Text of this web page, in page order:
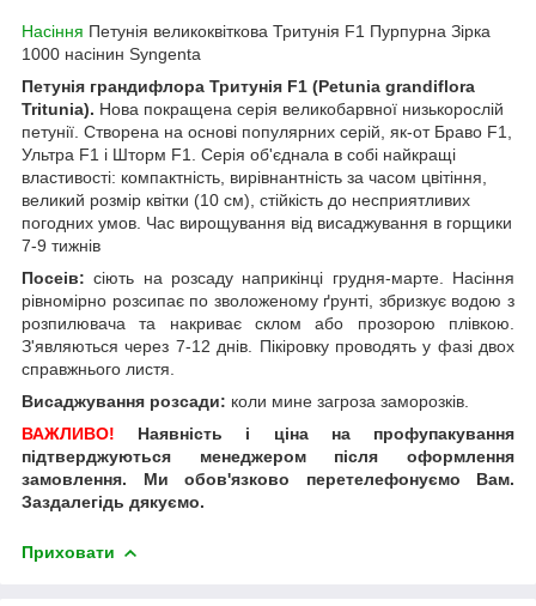
Насіння Петунія великоквіткова Тритунія F1 Пурпурна Зірка
1000 насінин Syngenta
Петунія грандифлора Тритунія F1 (Petunia grandiflora
Tritunia). Нова покращена серія великобарвної низькорослій
петунії. Створена на основі популярних серій, як-от Браво F1,
Ультра F1 і Шторм F1. Серія об'єднала в собі найкращі
властивості: компактність, вирівнантність за часом цвітіння,
великий розмір квітки (10 см), стійкість до несприятливих
погодних умов. Час вирощування від висаджування в горщики
7-9 тижнів
Посеів:сіють на розсаду наприкінці грудня-марте. Насіння
рівномірно розсипає по зволоженому ґрунті, збризкує водою з
розпилювача та накриває склом або прозорою плівкою.
З'являються через 7-12 днів. Пікіровку проводять у фазі двох
справжнього листя.
Висаджування розсади: коли мине загроза заморозків.
ВАЖЛИВО! Наявність і ціна на профупакування
підтверджуються менеджером після оформлення
замовлення. Ми обов'язково перетелефонуємо Вам.
Заздалегідь дякуємо.
Приховати